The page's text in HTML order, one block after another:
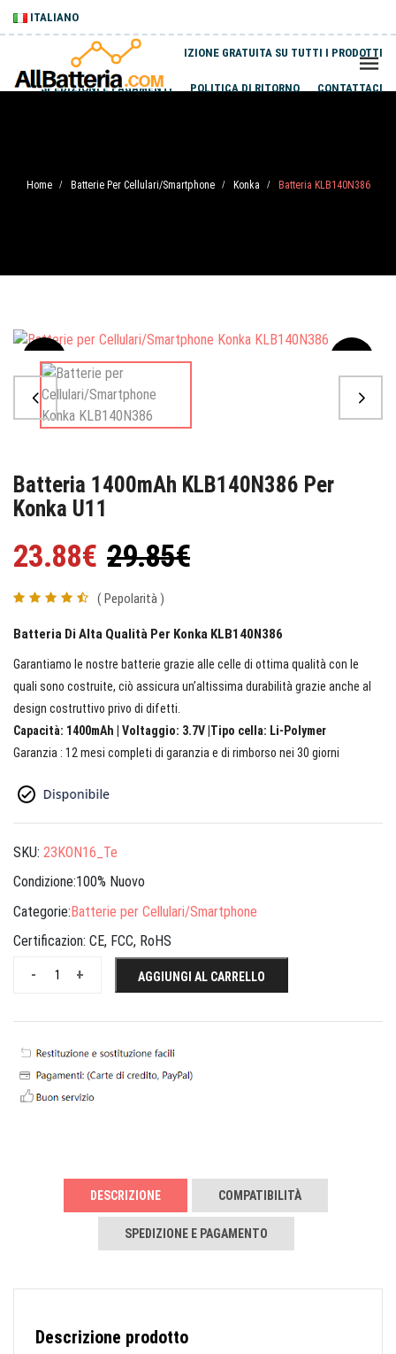
ITALIANO
SPEDIZIONE GRATUITA SU TUTTI I PRODOTTI
SPEDIZIONI E PAGAMENTI POLITICA DI RITORNO CONTATTACI
Home / Batterie Per Cellulari/Smartphone / Konka / Batteria KLB140N386
Sale
Batteria 1400mAh KLB140N386 Per
Konka U11
23.88€ 29.85€
( Pepolarità )
Batteria Di Alta Qualità Per Konka KLB140N386
Garantiamo le nostre batterie grazie alle celle di ottima qualità con le
quali sono costruite, ciò assicura un’altissima durabilità grazie anche al
design costruttivo privo di difetti.
Capacità: 1400mAh | Voltaggio: 3.7V |Tipo cella: Li-Polymer
Garanzia : 12 mesi completi di garanzia e di rimborso nei 30 giorni
SKU: 23KON16_Te
Condizione:100% Nuovo
Categorie:Batterie per Cellulari/Smartphone
Certificazion: CE, FCC, RoHS
+
- AGGIUNGI AL CARRELLO
DESCRIZIONE COMPATIBILITÀ
SPEDIZIONE E PAGAMENTO
Descrizione prodotto